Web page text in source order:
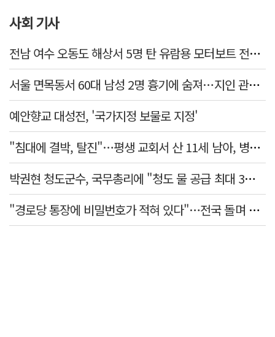
사회 기사
전남 여수 오동도 해상서 5명 탄 유람용 모터보트 전복…2명 숨져
서울 면목동서 60대 남성 2명 흉기에 숨져…지인 관계로 추정
예안향교 대성전, '국가지정 보물로 지정'
"침대에 결박, 탈진"…평생 교회서 산 11세 남아, 병원 이송 끝 숨져
박권현 청도군수, 국무총리에 "청도 물 공급 최대 3만t 늘려달라"
"경로당 통장에 비밀번호가 적혀 있다"…전국 돌며 경로당 13곳 턴 30대 구속